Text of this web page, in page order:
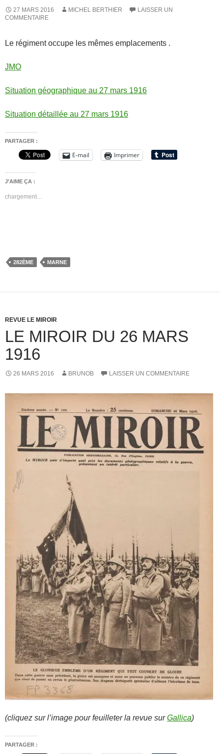
27 MARS 2016 MICHEL BERTHIER
LAISSER UN
COMMENTAIRE
Le régiment occupe les mêmes emplacements .
JMO
Situation géographique au 27 mars 1916
Situation détaillée au 27 mars 1916
PARTAGER :
E-mail Imprimer
J’AIME ÇA :
chargement…
282ÈME MARNE
REVUE LE MIROIR
LE MIROIR DU 26 MARS
1916
26 MARS 2016 BRUNOB LAISSER UN COMMENTAIRE
(cliquez sur l’image pour feuilleter la revue surGallica)
PARTAGER :